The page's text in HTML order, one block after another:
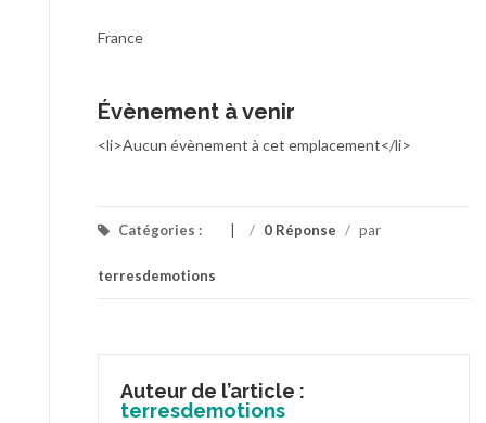
France
Évènement à venir
<li>Aucun évènement à cet emplacement</li>
Catégories : / 0 Réponse / par
terresdemotions
Auteur de l’article :
terresdemotions